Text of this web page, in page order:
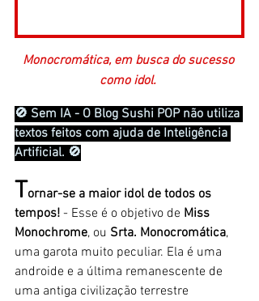
Monocromática, em busca do sucesso
como idol.
🚫 Sem IA - O Blog Sushi POP não utiliza
textos feitos com ajuda de Inteligência
Artificial. 🚫
Tornar-se a maior idol de todos os
tempos! - Esse é o objetivo de Miss
Monochrome, ou Srta. Monocromática,
uma garota muito peculiar. Ela é uma
androide e a última remanescente de
uma antiga civilização terrestre